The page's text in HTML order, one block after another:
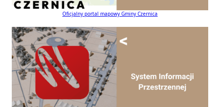
Oficjalny portal mapowy Gminy Czernica